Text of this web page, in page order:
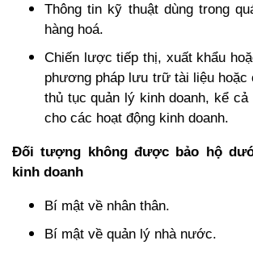
Thông tin kỹ thuật dùng trong
hàng hoá.
Chiến lược tiếp thị, xuất khẩu
phương pháp lưu trữ tài liệu hoặc
thủ tục quản lý kinh doanh, kể cả
cho các hoạt động kinh doanh.
Đối tượng không được bảo hộ
kinh doanh
Bí mật về nhân thân.
Bí mật về quản lý nhà nước.